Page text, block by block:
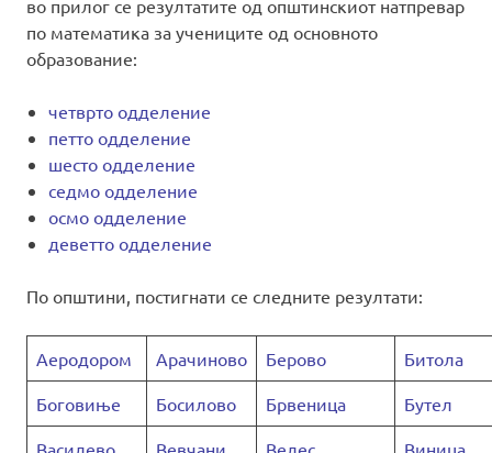
во прилог се резултатите од општинскиот натпревар
по математика за учениците од основното
образование:
четврто одделение
петто одделение
шесто одделение
седмо одделение
осмо одделение
деветто одделение
По општини, постигнати се следните резултати:
Аеродором Арачиново Берово Битола
Боговиње Босилово Брвеница Бутел